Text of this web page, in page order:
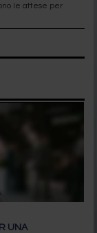
le attese per
UNA